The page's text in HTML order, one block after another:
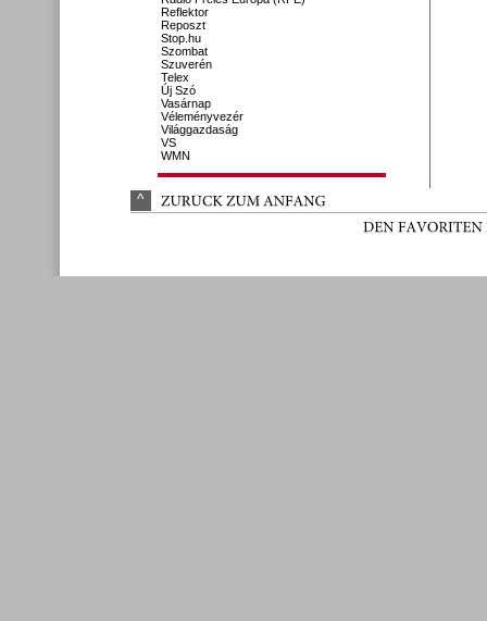
Reflektor
Reposzt
Stop.hu
Szombat
Szuverén
Telex
Új Szó
Vasárnap
Véleményvezér
Világgazdaság
VS
WMN
^ ZURÜCK ZUM ANFANG
DEN FAVORITEN